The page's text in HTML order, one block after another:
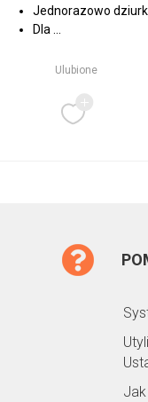
Jednorazowo
Dla ...
Ulubione